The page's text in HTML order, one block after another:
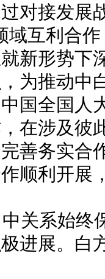
对接发展
域互利合
新形势下
为推动中
国全国人
在涉及彼
善务实合
顺利开展
关系始终
进展。白